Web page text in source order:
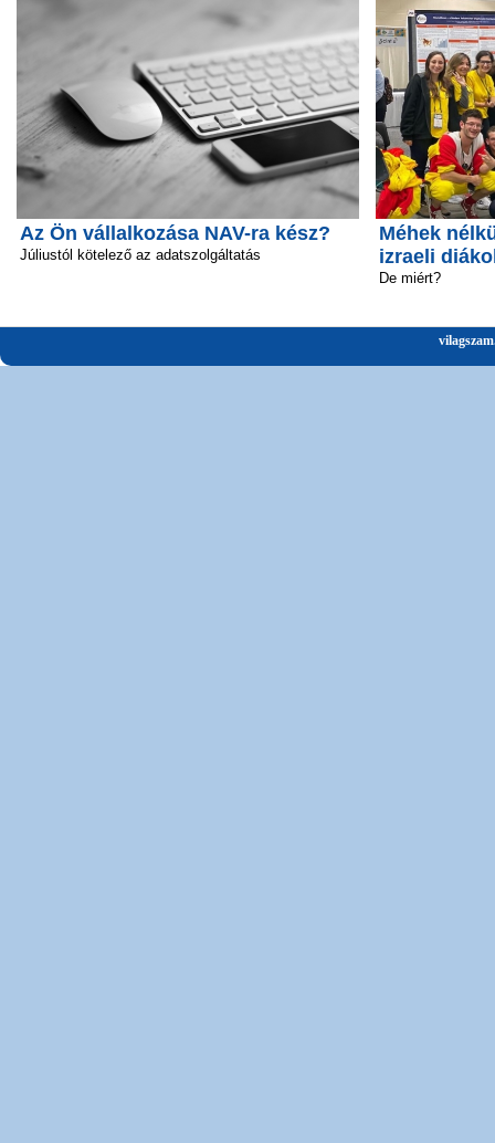
Az Ön vállalkozása NAV-ra kész?
Júliustól kötelező az adatszolgáltatás
Méhek
izraeli
De miért?